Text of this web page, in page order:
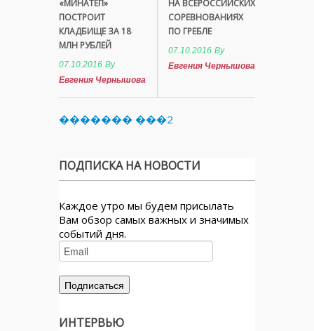
«МИНАТЕП»
ПОСТРОИТ
КЛАДБИЩЕ ЗА 18
МЛН РУБЛЕЙ
07.10.2016 By
Евгения Чернышова
НА ВСЕРОССИЙСКИХ
СОРЕВНОВАНИЯХ
ПО ГРЕБЛЕ
07.10.2016 By
Евгения Чернышова
������� ���2
ПОДПИСКА НА НОВОСТИ
Каждое утро мы будем присылать
Вам обзор самых важных и значимых
событий дня.
ИНТЕРВЬЮ